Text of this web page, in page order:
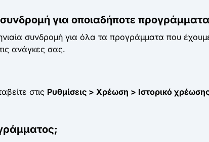
για οποιαδήποτε
συνδρομή για όλα τα προγράμματα που
ανάγκες σας.
στις Ρυθμίσεις > Χρέωση > Ιστορικό